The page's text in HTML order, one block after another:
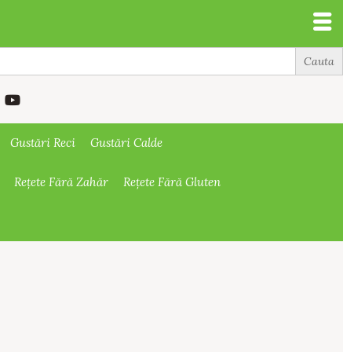
Gustări Reci Gustări Calde
Rețete Fără Zahăr Rețete Fără Gluten